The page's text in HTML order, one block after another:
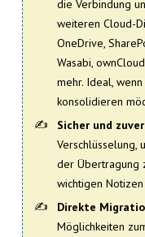
die Verbindung
weiteren Cloud-
OneDrive,
Wasabi,
mehr. Ideal,
konsolidieren
Sicher und
Verschlüsselung,
der Übertragung
wichtigen
Direkte
Möglichkeiten